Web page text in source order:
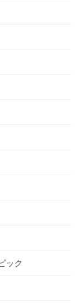
ック